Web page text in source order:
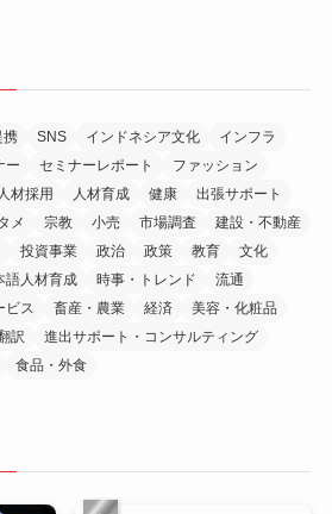
携 SNS インドネシア文化
インフラ
ー セミナーレポート
ファッション
人材採用 人材育成 健康
出張サポート
メ 宗教 小売 市場調査
建設・不動産
投資事業 政治 政策 教育
文化
語人材育成 時事・トレンド
流通
ビス 畜産・農業 経済
美容・化粧品
訳
進出サポート・コンサルティング
食品・外食